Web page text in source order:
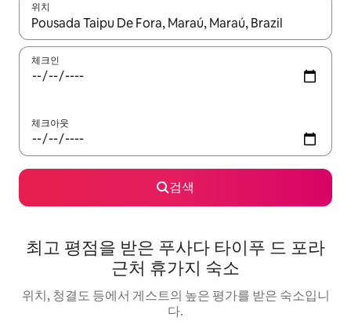
위치
결과가 나오면 위·아래 화살표 키를 사용하거나 터치 또는 스와이
체크인
체크아웃
검색
최고 평점을 받은 푸사다 타이푸 드 포라
근처 휴가지 숙소
위치, 청결도 등에서 게스트의 높은 평가를 받은 숙소입니
다.